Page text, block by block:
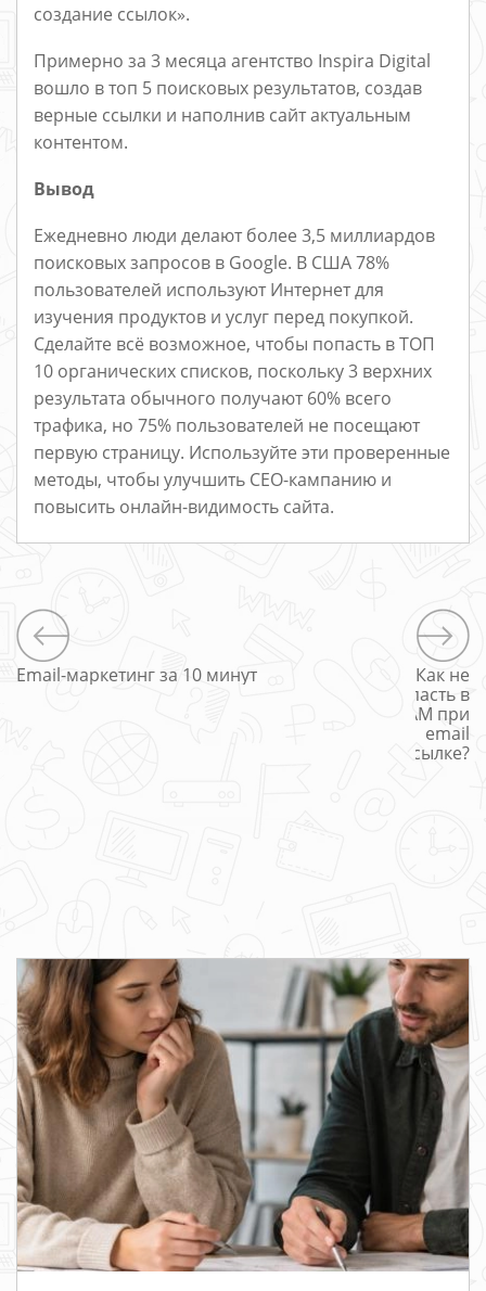
создание ссылок».
Примерно за 3 месяца агентство Inspira Digital
вошло в топ 5 поисковых результатов, создав
верные ссылки и наполнив сайт актуальным
контентом.
Вывод
Ежедневно люди делают более 3,5 миллиардов
поисковых запросов в Google. В США 78%
пользователей используют Интернет для
изучения продуктов и услуг перед покупкой.
Сделайте всё возможное, чтобы попасть в ТОП
10 органических списков, поскольку 3 верхних
результата обычного получают 60% всего
трафика, но 75% пользователей не посещают
первую страницу. Используйте эти проверенные
методы, чтобы улучшить СЕО-кампанию и
повысить онлайн-видимость сайта.
Email-маркетинг за 10 минут
Как не
попасть в
СПАМ при
email
рассылке?